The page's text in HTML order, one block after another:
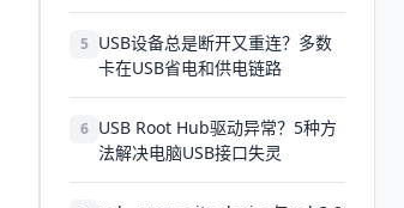
5 USB设备总是断开又重连？多数
卡在USB省电和供电链路
6 USB Root Hub驱动异常？5种方
法解决电脑USB接口失灵